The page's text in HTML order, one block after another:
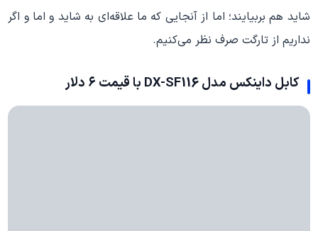
شاید هم بربیایند؛ اما از آنجایی که ما علاقه‌ای به شاید و اما و اگر
نداریم از تارگت صرف نظر می‌کنیم.
کابل داینکس مدل DX-SF116 با قیمت ۶ دلار